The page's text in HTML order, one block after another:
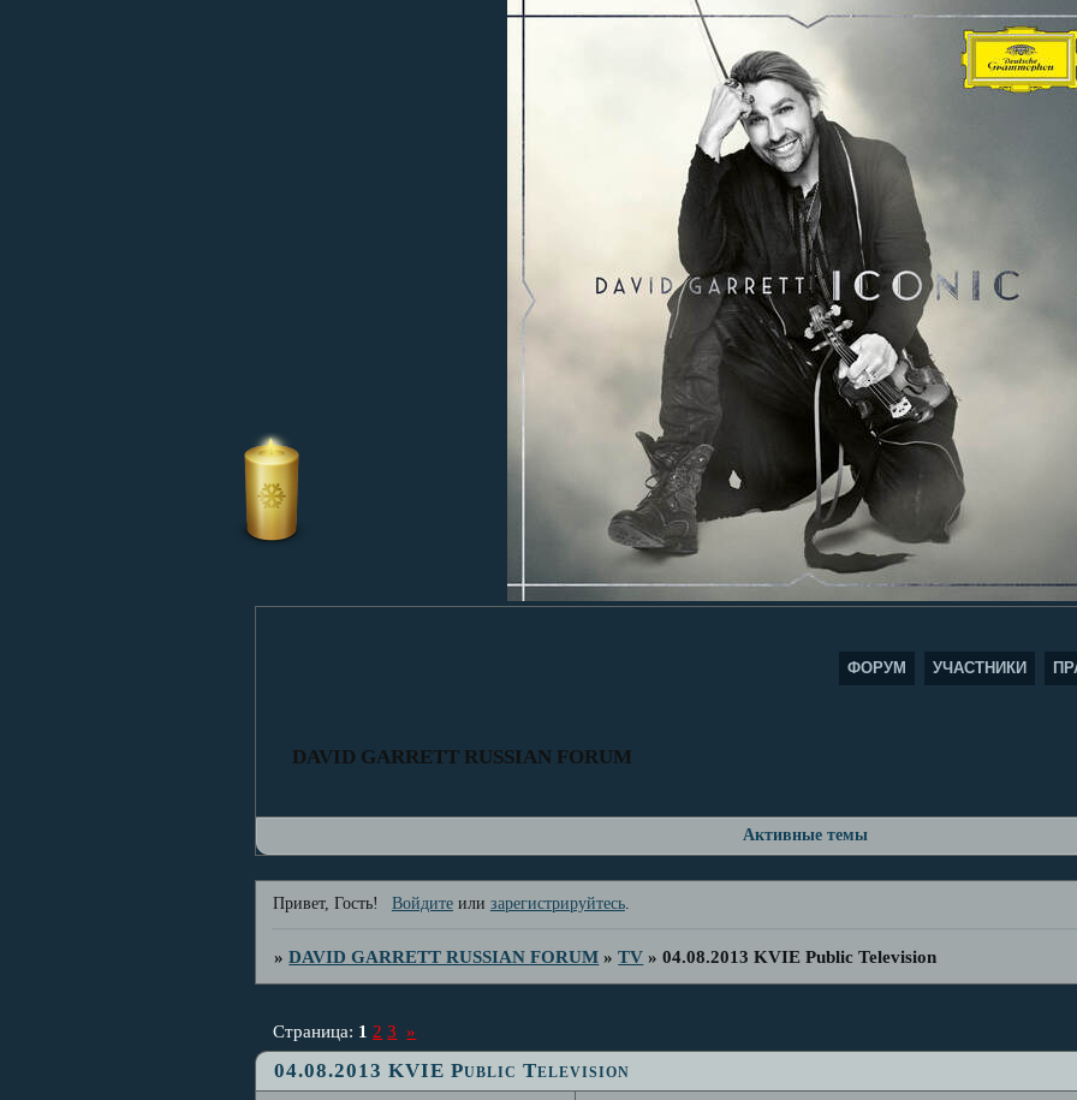
DAVID GARRETT RUSSIAN FORUM
ФОРУМ УЧАСТНИКИ
Активные темы
Привет, Гость! Войдитеили зарегистрируйтесь.
»DAVID GARRETT RUSSIAN FORUM »TV »04.08.2013 KVIE Public Television
04.08.2013 KVIE Public Television
Страница: 1 2 3 »